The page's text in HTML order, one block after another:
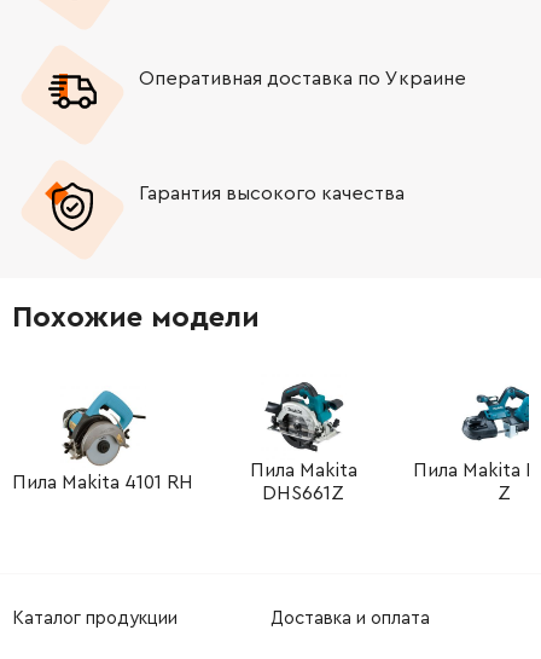
1619P01077
1619P01320 252.68 Грн - +
1619P01320
1619P01072 274.05 Грн - +
Оперативная доставка по Украине
Гарантия высокого качества
Похожие модели
Пила Makita 4101 RH
Пила Makita
DHS661Z
Пила Makita
Z
Каталог продукции Доставка и оплата